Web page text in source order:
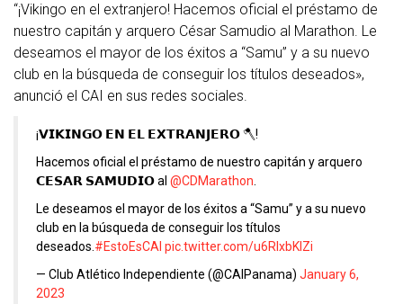
“¡Vikingo en el extranjero! Hacemos oficial el préstamo de
nuestro capitán y arquero César Samudio al Marathon. Le
deseamos el mayor de los éxitos a “Samu” y a su nuevo
club en la búsqueda de conseguir los títulos deseados»,
anunció el CAI en sus redes sociales.
¡𝗩𝗜𝗞𝗜𝗡𝗚𝗢 𝗘𝗡 𝗘𝗟 𝗘𝗫𝗧𝗥𝗔𝗡𝗝𝗘𝗥𝗢 🪓!
Hacemos oficial el préstamo de nuestro capitán y arquero
𝗖𝗘𝗦𝗔𝗥 𝗦𝗔𝗠𝗨𝗗𝗜𝗢 al @CDMarathon
Le deseamos el mayor de los éxitos a “Samu” y a su nuevo
club en la búsqueda de conseguir los títulos
deseados. #EstoEsCAI pic.twitter.com/u6RIxbKlZi
— Club Atlético Independiente (@CAIPanama) January 6,
2023